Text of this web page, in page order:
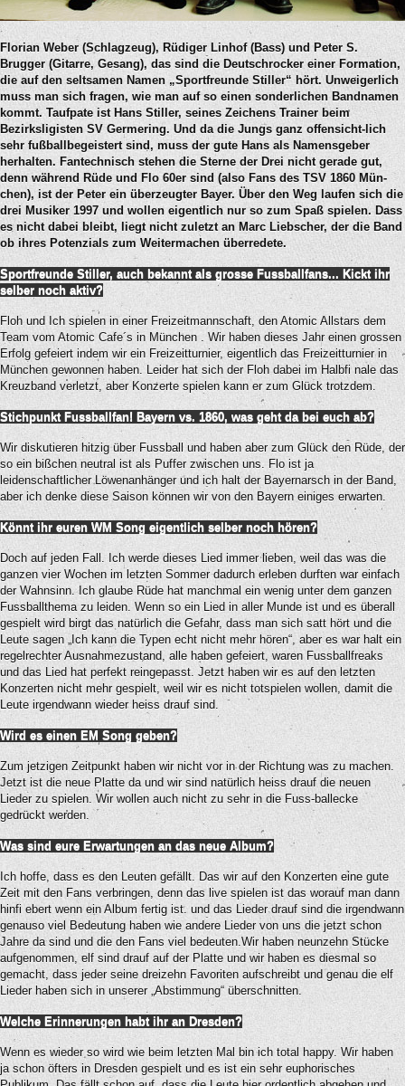
Florian Weber (Schlagzeug), Rüdiger Linhof (Bass) und Peter S.
Brugger (Gitarre, Gesang), das sind die Deutschrocker einer Formation,
die auf den seltsamen Namen „Sportfreunde Stiller“ hört. Unweigerlich
muss man sich fragen, wie man auf so einen sonderlichen Bandnamen
kommt. Taufpate ist Hans Stiller, seines Zeichens Trainer beim
Bezirksligisten SV Germering. Und da die Jungs ganz offensicht-lich
sehr fußballbegeistert sind, muss der gute Hans als Namensgeber
herhalten. Fantechnisch stehen die Sterne der Drei nicht gerade gut,
denn während Rüde und Flo 60er sind (also Fans des TSV 1860 Mün-
chen), ist der Peter ein überzeugter Bayer. Über den Weg laufen sich die
drei Musiker 1997 und wollen eigentlich nur so zum Spaß spielen. Dass
es nicht dabei bleibt, liegt nicht zuletzt an Marc Liebscher, der die Band
ob ihres Potenzials zum Weitermachen überredete.
Sportfreunde Stiller, auch bekannt als grosse Fussballfans... Kickt ihr
selber noch aktiv?
Floh und Ich spielen in einer Freizeitmannschaft, den Atomic Allstars dem
Team vom Atomic Cafe´s in München . Wir haben dieses Jahr einen grossen
Erfolg gefeiert indem wir ein Freizeitturnier, eigentlich das Freizeitturnier in
München gewonnen haben. Leider hat sich der Floh dabei im Halbfi nale das
Kreuzband verletzt, aber Konzerte spielen kann er zum Glück trotzdem.
Stichpunkt Fussballfan! Bayern vs. 1860, was geht da bei euch ab?
Wir diskutieren hitzig über Fussball und haben aber zum Glück den Rüde, der
so ein bißchen neutral ist als Puffer zwischen uns. Flo ist ja
leidenschaftlicher Löwenanhänger und ich halt der Bayernarsch in der Band,
aber ich denke diese Saison können wir von den Bayern einiges erwarten.
Könnt ihr euren WM Song eigentlich selber noch hören?
Doch auf jeden Fall. Ich werde dieses Lied immer lieben, weil das was die
ganzen vier Wochen im letzten Sommer dadurch erleben durften war einfach
der Wahnsinn. Ich glaube Rüde hat manchmal ein wenig unter dem ganzen
Fussballthema zu leiden. Wenn so ein Lied in aller Munde ist und es überall
gespielt wird birgt das natürlich die Gefahr, dass man sich satt hört und die
Leute sagen „Ich kann die Typen echt nicht mehr hören“, aber es war halt ein
regelrechter Ausnahmezustand, alle haben gefeiert, waren Fussballfreaks
und das Lied hat perfekt reingepasst. Jetzt haben wir es auf den letzten
Konzerten nicht mehr gespielt, weil wir es nicht totspielen wollen, damit die
Leute irgendwann wieder heiss drauf sind.
Wird es einen EM Song geben?
Zum jetzigen Zeitpunkt haben wir nicht vor in der Richtung was zu machen.
Jetzt ist die neue Platte da und wir sind natürlich heiss drauf die neuen
Lieder zu spielen. Wir wollen auch nicht zu sehr in die Fuss-ballecke
gedrückt werden.
Was sind eure Erwartungen an das neue Album?
Ich hoffe, dass es den Leuten gefällt. Das wir auf den Konzerten eine gute
Zeit mit den Fans verbringen, denn das live spielen ist das worauf man dann
hinfi ebert wenn ein Album fertig ist. und das Lieder drauf sind die irgendwann
genauso viel Bedeutung haben wie andere Lieder von uns die jetzt schon
Jahre da sind und die den Fans viel bedeuten.Wir haben neunzehn Stücke
aufgenommen, elf sind drauf auf der Platte und wir haben es diesmal so
gemacht, dass jeder seine dreizehn Favoriten aufschreibt und genau die elf
Lieder haben sich in unserer „Abstimmung“ überschnitten.
Welche Erinnerungen habt ihr an Dresden?
Wenn es wieder so wird wie beim letzten Mal bin ich total happy. Wir haben
ja schon öfters in Dresden gespielt und es ist ein sehr euphorisches